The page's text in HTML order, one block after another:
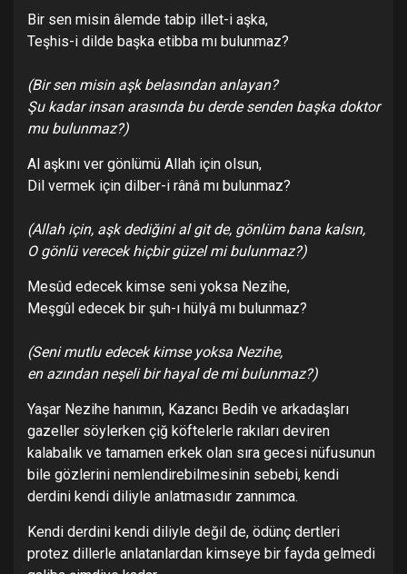
Bir sen misin âlemde tabip illet-i aşka,
Teşhis-i dilde başka etibba mı bulunmaz?
(Bir sen misin aşk belasından anlayan?
Şu kadar insan arasında bu derde senden başka doktor
mu bulunmaz?)
Al aşkını ver gönlümü Allah için olsun,
Dil vermek için dilber-i rânâ mı bulunmaz?
(Allah için, aşk dediğini al git de, gönlüm bana kalsın,
O gönlü verecek hiçbir güzel mi bulunmaz?)
Mesûd edecek kimse seni yoksa Nezihe,
Meşgûl edecek bir şuh-ı hülyâ mı bulunmaz?
(Seni mutlu edecek kimse yoksa Nezihe,
en azından neşeli bir hayal de mi bulunmaz?)
Yaşar Nezihe hanımın, Kazancı Bedih ve arkadaşları
gazeller söylerken çiğ köftelerle rakıları deviren
kalabalık ve tamamen erkek olan sıra gecesi nüfusunun
bile gözlerini nemlendirebilmesinin sebebi, kendi
derdini kendi diliyle anlatmasıdır zannımca.
Kendi derdini kendi diliyle değil de, ödünç dertleri
protez dillerle anlatanlardan kimseye bir fayda gelmedi